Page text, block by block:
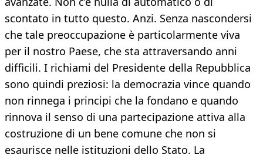
scontato in tutto questo. Anzi. Senza nascondersi
che tale preoccupazione è particolarmente viva
per il nostro Paese, che sta attraversando anni
difficili. I richiami del Presidente della Repubblica
sono quindi preziosi: la democrazia vince quando
non rinnega i principi che la fondano e quando
rinnova il senso di una partecipazione attiva alla
costruzione di un bene comune che non si
esaurisce nelle istituzioni dello Stato. La